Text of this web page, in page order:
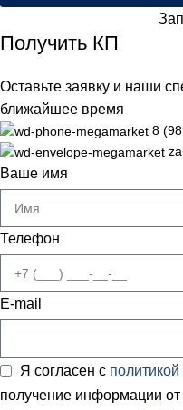
Получить КП
Оставьте заявку и наши
ближайшее время
8
Ваше имя
Телефон
E-mail
Я согласен с
получение информации